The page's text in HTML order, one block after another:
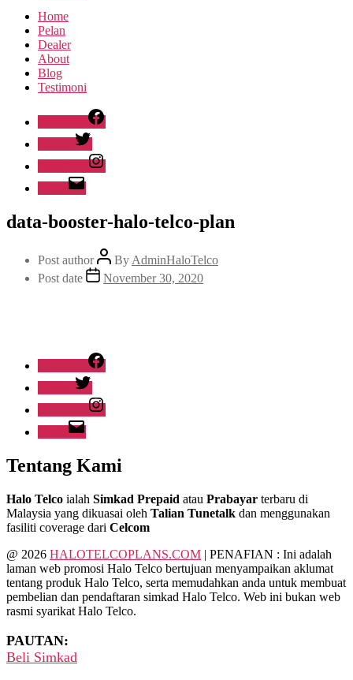
Home
Pelan
Dealer
About
Blog
Testimoni
data-booster-halo-telco-plan
Post author By AdminHaloTelco
Post date
November 30, 2020
Tentang Kami
Halo Telco ialah Simkad Prepaid atau Prabayar terbaru di
Malaysia yang dikuasai oleh Talian Tunetalk dan menggunakan
fasiliti coverage dari Celcom
@ 2026 HALOTELCOPLANS.COM | PENAFIAN : Ini adalah
laman web promosi Halo Telco bertujuan menyampaikan aklumat
tentang produk Halo Telco, serta memudahkan anda untuk membuat
pembelian dan pendaftaran simkad Halo Telco. Web ini bukan web
rasmi syarikat Halo Telco.
PAUTAN:
Beli Simkad